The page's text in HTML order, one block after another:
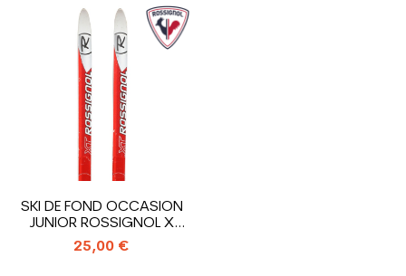
SKI DE FOND OCCASION
JUNIOR ROSSIGNOL X
TOUR VENTURE...
25,00 €